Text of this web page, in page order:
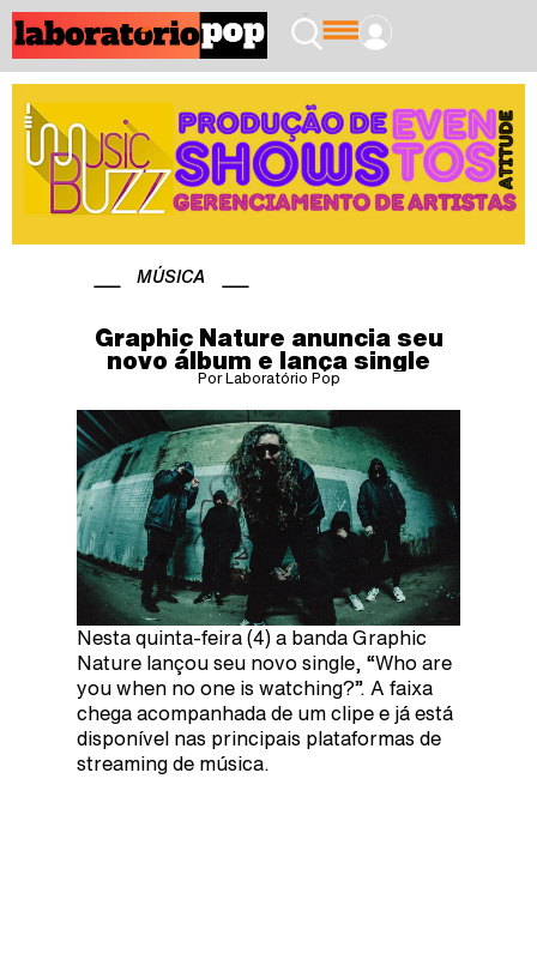
MÚSICA
Graphic Nature anuncia seu
novo álbum e lança single
Por Laboratório Pop
Nesta quinta-feira (4) a banda Graphic
Nature lançou seu novo single, “Who are
you when no one is watching?”. A faixa
chega acompanhada de um clipe e já está
disponível nas principais plataformas de
streaming de música.